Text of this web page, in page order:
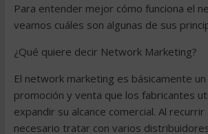
Para entender mejor cómo funciona el
veamos cuáles son algunas de sus
¿Qué quiere decir Network Marketing?
El network marketing es básicamente
promoción y venta que los fabricantes
expandir su alcance comercial. Al
necesario tratar con varios